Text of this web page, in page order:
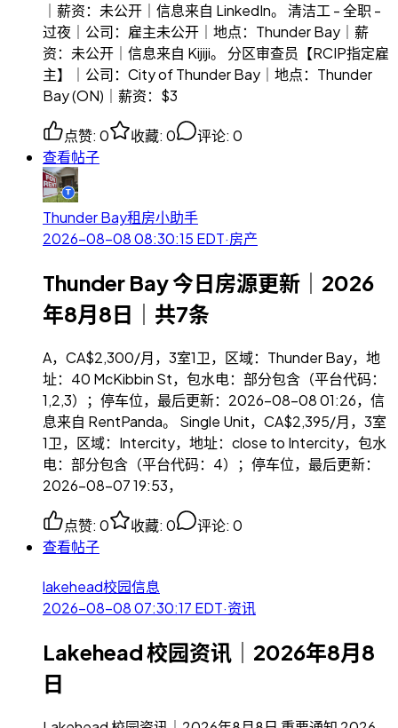
｜薪资：未公开｜信息来自 LinkedIn。 清洁工 - 全职 -
过夜｜公司：雇主未公开｜地点：Thunder Bay｜薪
资：未公开｜信息来自 Kijiji。 分区审查员【RCIP指定雇
主】｜公司：City of Thunder Bay｜地点：Thunder
Bay (ON)｜薪资：$3
点赞: 0 收藏: 0 评论: 0
查看帖子
Thunder Bay租房小助手
2026-08-08 08:30:15 EDT·房产
Thunder Bay 今日房源更新｜2026
年8月8日｜共7条
A，CA$2,300/月，3室1卫，区域：Thunder Bay，地
址：40 McKibbin St，包水电：部分包含（平台代码：
1,2,3）；停车位，最后更新：2026-08-08 01:26，信
息来自 RentPanda。 Single Unit，CA$2,395/月，3室
1卫，区域：Intercity，地址：close to Intercity，包水
电：部分包含（平台代码：4）；停车位，最后更新：
2026-08-07 19:53，
点赞: 0 收藏: 0 评论: 0
查看帖子
lakehead校园信息
2026-08-08 07:30:17 EDT·资讯
Lakehead 校园资讯｜2026年8月8
日